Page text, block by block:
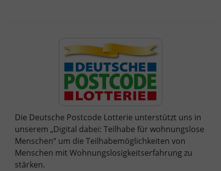
Die Deutsche Postcode Lotterie unterstützt uns in
unserem „Digital dabei: Teilhabe für wohnungslose
Menschen“ um die Teilhabemöglichkeiten von
Menschen mit Wohnungslosigkeitserfahrung zu
stärken.